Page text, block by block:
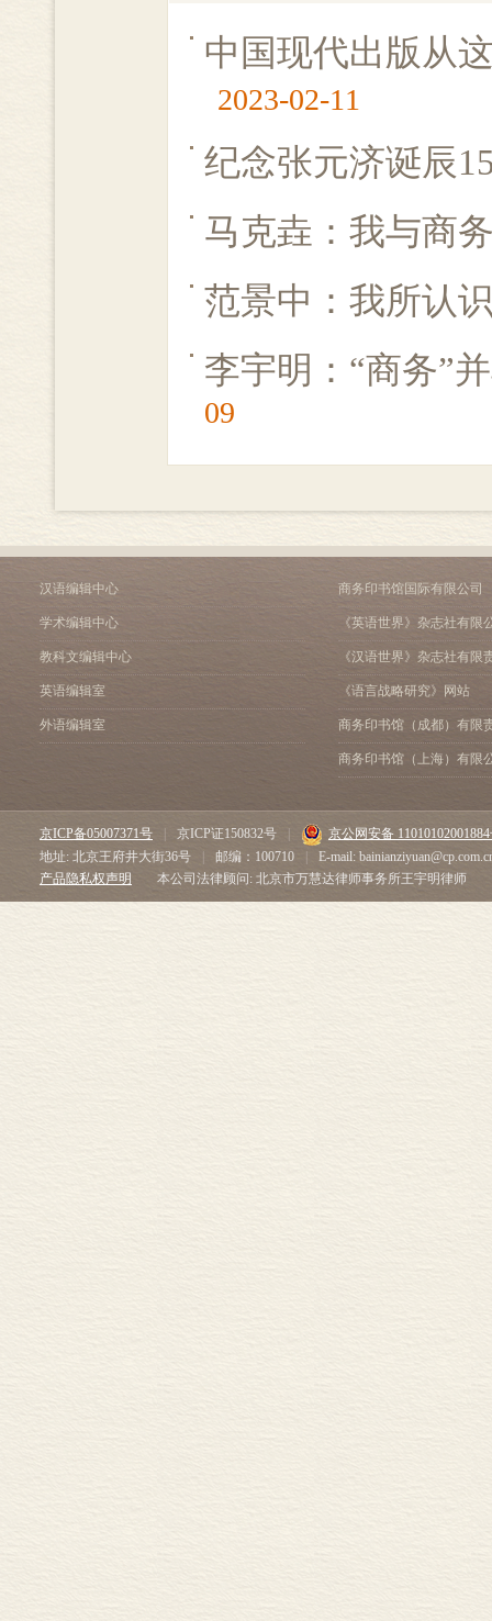
中国现代出版从
2023-02-11
纪念张元济诞辰
马克垚：我与商
范景中：我所认
李宇明：“商务”
09
汉语编辑中心
学术编辑中心
教科文编辑中心
英语编辑室
外语编辑室
商务印书馆国际有限公司
《英语世界》杂志社有限
《汉语世界》杂志社有限
《语言战略研究》网站
商务印书馆（成都）有限
商务印书馆（上海）有限
京ICP备05007371号 京ICP证150832号
京公网安备
地址: 北京王府井大街36号
邮编：100710
E-mail:
产品隐私权声明
本公司法律顾问: 北京市万慧达律师事务所王宇明律师